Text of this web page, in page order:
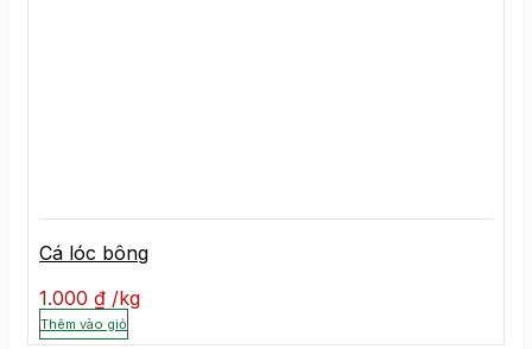
Cá lóc bông
1.000 ₫ kg
Thêm vào giỏ